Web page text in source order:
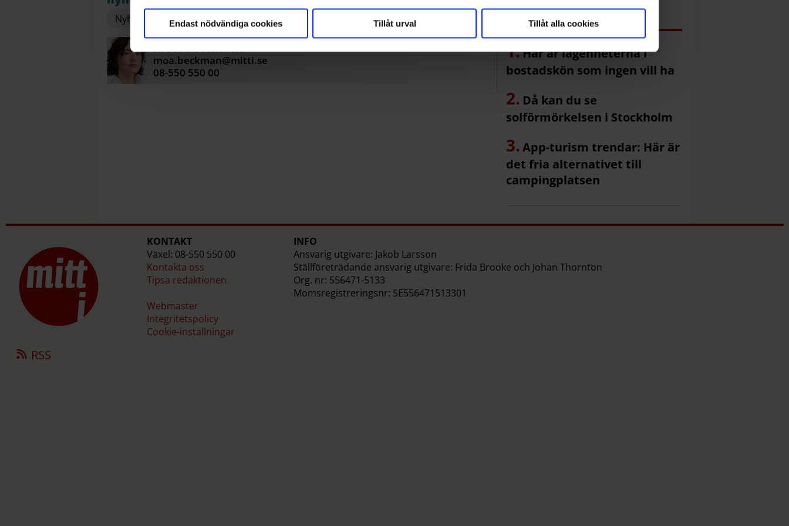
Endast nödvändiga cookies Tillåt urval Tillåt alla cookies
Nyheter Järfälla +
MOABECKMAN
moa.beckman@mitti.se
08-550 550 00
Mest läst just nu
Här är lägenheterna i
bostadskön som ingen vill ha
Då kan du se
solförmörkelsen i Stockholm
App-turism trendar: Här är
det fria alternativet till
campingplatsen
KONTAKT
Växel: 08-550 550 00
Kontakta oss
Tipsa redaktionen
Webmaster
Integritetspolicy
Cookie-inställningar
INFO
Ansvarig utgivare: Jakob Larsson
Ställföreträdande ansvarig utgivare: Frida Brooke och Johan Thornton
Org. nr: 556471-5133
Momsregistreringsnr: SE556471513301
RSS